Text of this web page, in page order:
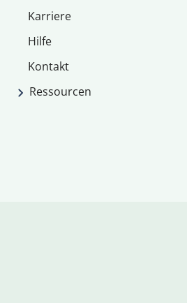
Karriere
Hilfe
Kontakt
Ressourcen